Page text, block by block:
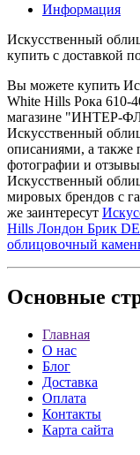
Информация
Искусственный
купить с доставкой
Вы можете купить
White Hills Рока 610-
магазине "ИНТЕР-
Искусственный
описаниями, а также
фотографии и
Искусственный
мировых брендов с
же заинтересут
Hills Лондон Брик
облицовочный
Основные
Главная
О нас
Блог
Доставка
Оплата
Контакты
Карта сайта